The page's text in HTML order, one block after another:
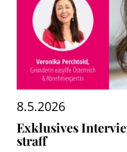
8.5.2026
Exklusives
straff